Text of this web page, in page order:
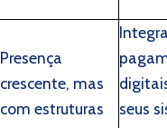
Presença
crescente, mas
com estruturas
seus